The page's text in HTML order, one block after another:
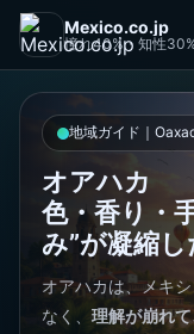
Mexico.co.jp
憧れ40%・知性
地域ガイド｜
オアハカ
色・香り・
み”が凝縮し
オアハカは、メキ
なく、 理解が崩れ